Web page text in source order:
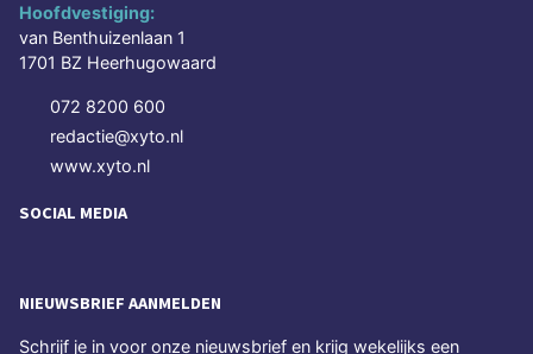
Hoofdvestiging:
van Benthuizenlaan 1
1701 BZ Heerhugowaard
072 8200 600
redactie@xyto.nl
www.xyto.nl
SOCIAL MEDIA
NIEUWSBRIEF AANMELDEN
Schrijf je in voor onze nieuwsbrief en krijg wekelijks een